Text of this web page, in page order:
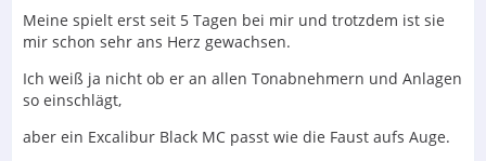
Meine spielt erst seit 5 Tagen bei mir und trotzdem ist sie
mir schon sehr ans Herz gewachsen.
Ich weiß ja nicht ob er an allen Tonabnehmern und Anlagen
so einschlägt,
aber ein Excalibur Black MC passt wie die Faust aufs Auge.